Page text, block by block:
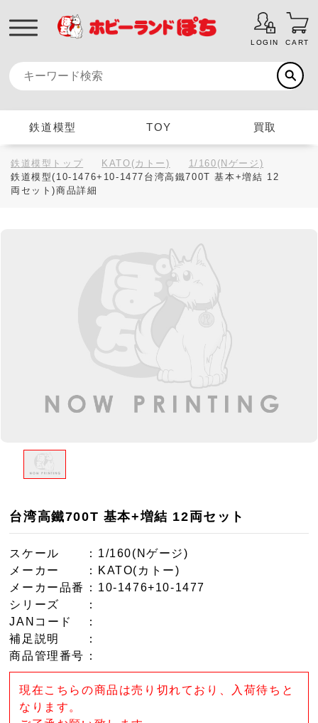
LOGIN CART
鉄道模型 TOY 買取
鉄道模型トップ KATO(カトー)
1/160(Nゲージ)
鉄道模型(10-1476+10-1477台湾高鐵700T 基本+増結 12
両セット)商品詳細
台湾高鐵700T 基本+増結 12両セット
スケール
：1/160(Nゲージ)
メーカー
：KATO(カトー)
メーカー品番
：10-1476+10-1477
シリーズ
：
JANコード
：
補足説明
：
商品管理番号 ：
現在こちらの商品は売り切れており、入荷待ちと
なります。